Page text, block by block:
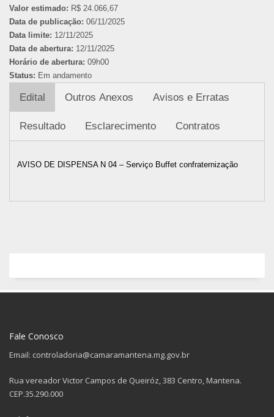
Valor estimado: R$ 24.066,67
Data de publicação: 06/11/2025
Data limite: 12/11/2025
Data de abertura: 12/11/2025
Horário de abertura: 09h00
Status: Em andamento
Edital Outros Anexos Avisos e Erratas
Resultado Esclarecimento Contratos
AVISO DE DISPENSA N 04 – Serviço Buffet confraternização
Fale Conosco
Email: controladoria@camaramantena.mg.gov.br
Rua vereador Victor Campos de Queiróz, 383 Centro, Mantena.
CEP.35.290.000